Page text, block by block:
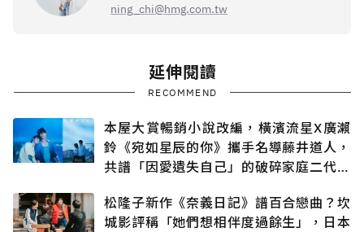
ning_chi@hmg.com.tw
延伸閱讀
RECOMMEND
本屋大賞暢銷小說改編，橫濱流星X廣瀨
鈴《宛如星辰的你》攜手名導藤井道人，
共譜「因愛遺失自己」的破碎家庭二代悲
松隆子新作《奈義日記》譜百合戀曲？坎
城影評稱「她們想相伴度過餘生」，日本